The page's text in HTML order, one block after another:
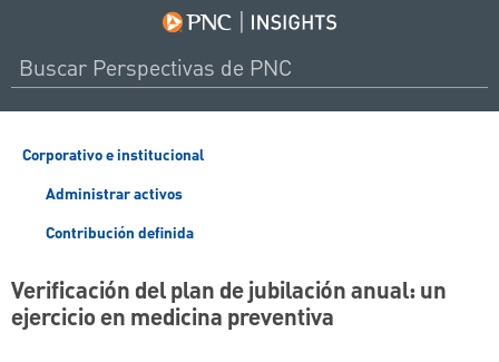
Corporativo e institucional
Administrar activos
Contribución definida
Verificación del plan de jubilación anual: un
ejercicio en medicina preventiva